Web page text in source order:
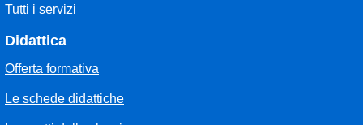
Tutti i servizi
Didattica
Offerta formativa
Le schede didattiche